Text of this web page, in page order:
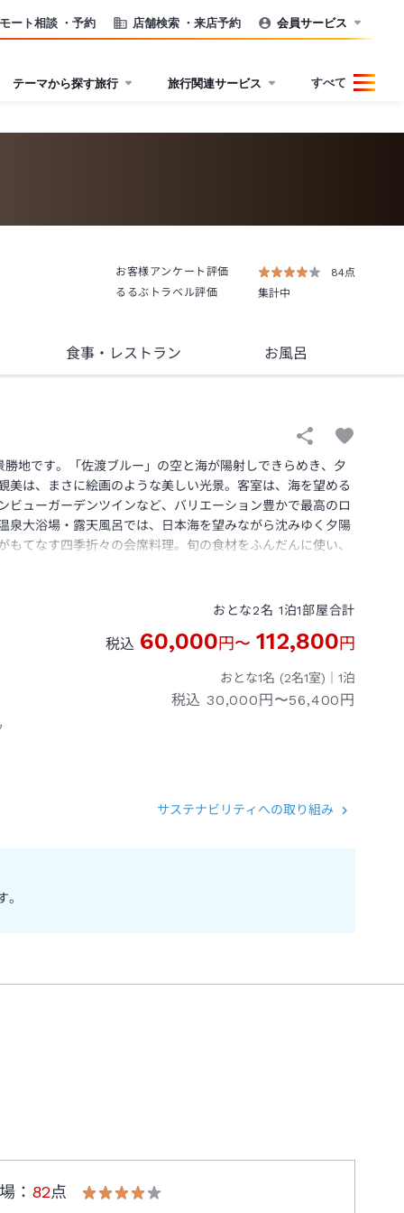
ート相談 ・予約 店舗検索 ・来店予約 会員サービス
テーマから探す旅行 旅行関連サービス すべて
お客様アンケート評価
84点
るるぶトラベル評価
集計中
食事・レストラン お風呂
地です。「佐渡ブルー」の空と海が陽射しできらめき、夕
は、まさに絵画のような美しい光景。客室は、海を望める
ューガーデンツインなど、バリエーション豊かで最高のロ
大浴場・露天風呂では、日本海を望みながら沈みゆく夕陽
てなす四季折々の会席料理。旬の食材をふんだんに使い、
と、ハーフビュッフェ。佐渡産のこしひかりは旨味と甘み
おとな2名 1泊1部屋合計
税込 60,000円〜 112,800円
おとな1名 (2名1室)｜ 1泊
税込 30,000円〜56,400円
サステナビリティへの取り組み
： 82点